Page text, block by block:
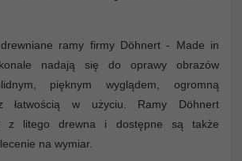
ramy firmy Döhnert - Made in
nadają się do oprawy obrazów
pięknym wyglądem, ogromną
łatwością w użyciu. Ramy Döhnert
z litego drewna i dostępne są także
na wymiar.